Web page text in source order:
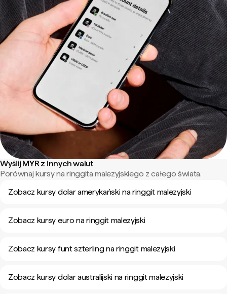
Wyślij MYR z innych walut
Porównaj kursy na ringgita malezyjskiego z całego świata.
Zobacz kursy dolar amerykański na ringgit malezyjski
Zobacz kursy euro na ringgit malezyjski
Zobacz kursy funt szterling na ringgit malezyjski
Zobacz kursy dolar australijski na ringgit malezyjski